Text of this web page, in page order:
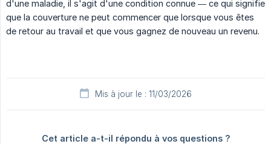
d'une maladie, il s'agit d'une condition connue — ce qui signifie
que la couverture ne peut commencer que lorsque vous êtes
de retour au travail et que vous gagnez de nouveau un revenu.
Mis à jour le : 11/03/2026
Cet article a-t-il répondu à vos questions ?